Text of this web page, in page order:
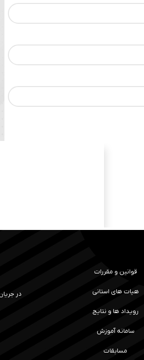
قوانین و مقررات
هیات های استانی
رویداد ها و نتایج
سامانه آموزش
مسابقات
در